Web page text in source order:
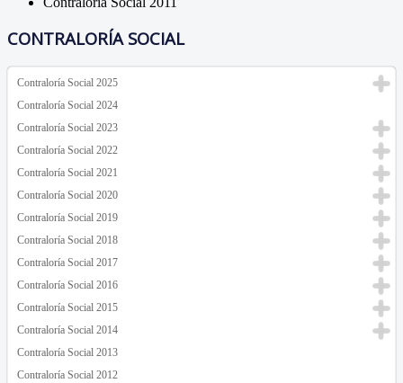
CONTRALORÍA SOCIAL
Contraloría Social 2025
Contraloría Social 2024
Contraloría Social 2023
Contraloría Social 2022
Contraloría Social 2021
Contraloría Social 2020
Contraloría Social 2019
Contraloría Social 2018
Contraloría Social 2017
Contraloría Social 2016
Contraloría Social 2015
Contraloría Social 2014
Contraloría Social 2013
Contraloría Social 2012